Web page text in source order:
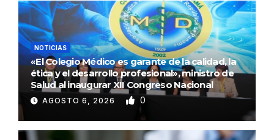
NOTICIAS
«El Colegio Médico es garante de la calidad, la
ética y el desarrollo profesional», ministro de
Salud al inaugurar XII Congreso Nacional
AGOSTO 6, 2026 0